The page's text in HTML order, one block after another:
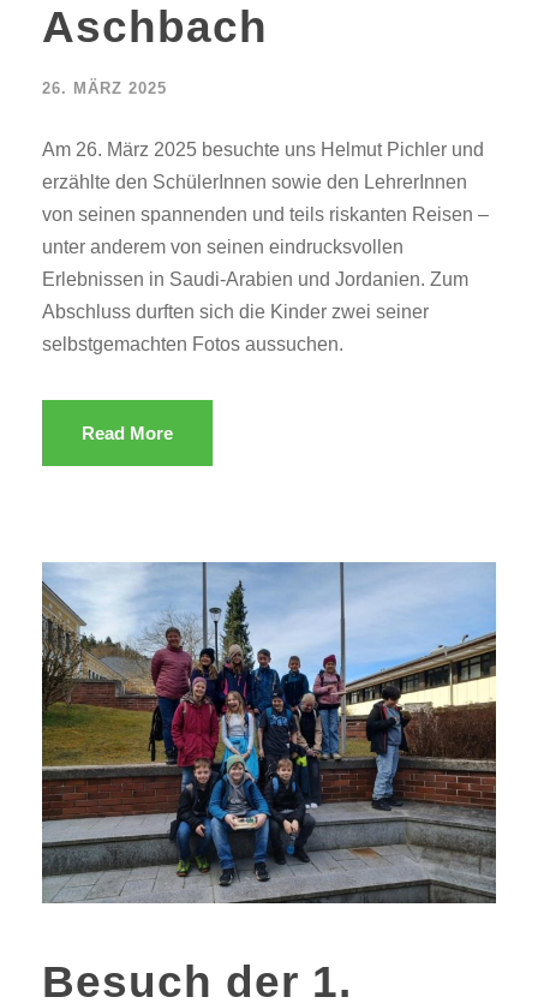
Aschbach
26. MÄRZ 2025
Am 26. März 2025 besuchte uns Helmut Pichler und
erzählte den SchülerInnen sowie den LehrerInnen
von seinen spannenden und teils riskanten Reisen –
unter anderem von seinen eindrucksvollen
Erlebnissen in Saudi-Arabien und Jordanien. Zum
Abschluss durften sich die Kinder zwei seiner
selbstgemachten Fotos aussuchen.
Read More
Besuch der 1.